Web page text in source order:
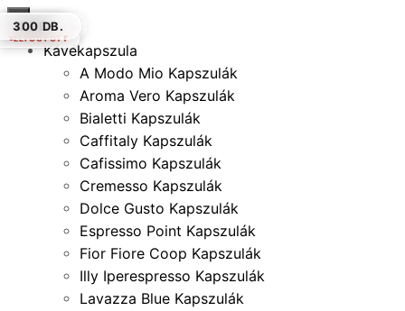
×
Kávékapszula
A Modo Mio Kapszulák
Aroma Vero Kapszulák
Bialetti Kapszulák
Caffitaly Kapszulák
Cafissimo Kapszulák
Cremesso Kapszulák
Dolce Gusto Kapszulák
Espresso Point Kapszulák
Fior Fiore Coop Kapszulák
Illy Iperespresso Kapszulák
Lavazza Blue Kapszulák
50 DB.
1000 DB.
300 DB.
ELFOGYOTT
50 DB.
ELFOGYOTT
12 DB.
300 DB.